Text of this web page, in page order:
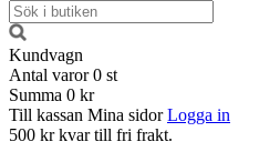
Kundvagn
Antal varor 0 st
Summa 0 kr
Till kassan Mina sidor Logga in
500 kr kvar till fri frakt.